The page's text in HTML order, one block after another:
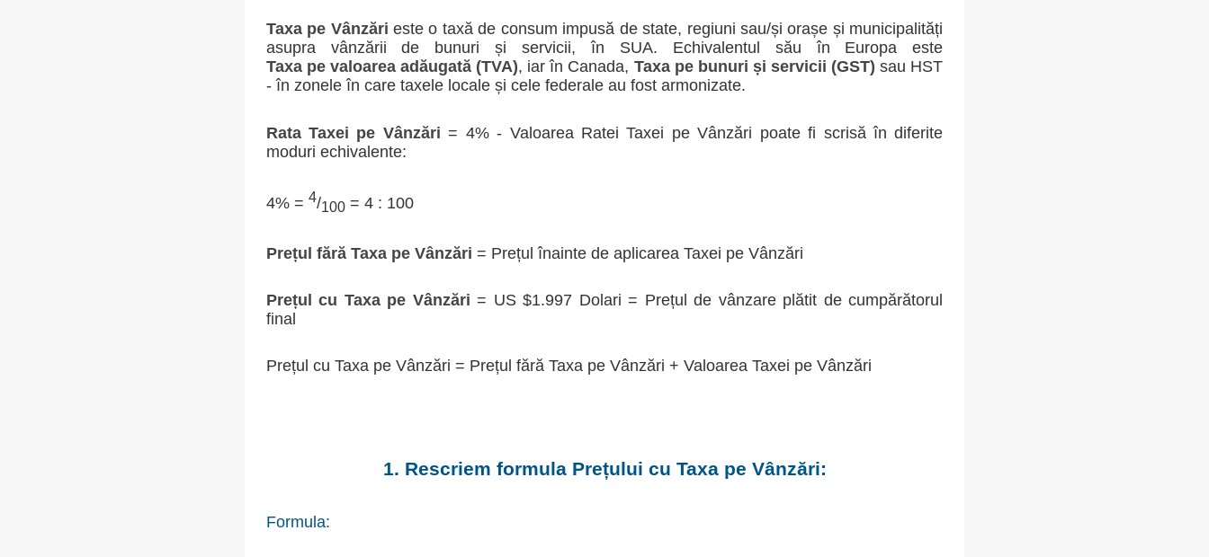
Taxa pe Vânzări este o taxă de consum impusă de state, regiuni sau/și orașe și municipalități
asupra vânzării de bunuri și servicii, în SUA. Echivalentul său în Europa este
Taxa pe valoarea adăugată (TVA), iar în Canada, Taxa pe bunuri și servicii (GST) sau HST
- în zonele în care taxele locale și cele federale au fost armonizate.
Rata Taxei pe Vânzări = 4% - Valoarea Ratei Taxei pe Vânzări poate fi scrisă în diferite
moduri echivalente:
4% = 4/100= 4 : 100
Prețul fără Taxa pe Vânzări = Prețul înainte de aplicarea Taxei pe Vânzări
Prețul cu Taxa pe Vânzări = US $1.997 Dolari = Prețul de vânzare plătit de cumpărătorul
final
Prețul cu Taxa pe Vânzări = Prețul fără Taxa pe Vânzări + Valoarea Taxei pe Vânzări
1. Rescriem formula Prețului cu Taxa pe Vânzări:
Formula: